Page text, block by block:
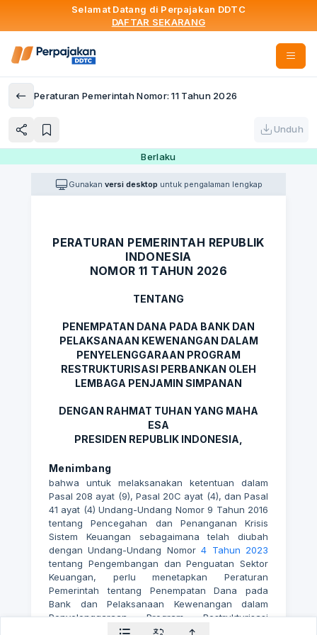
Selamat Datang di Perpajakan DDTC
DAFTAR SEKARANG
Peraturan Pemerintah Nomor: 11 Tahun 2026
Unduh
Berlaku
Gunakan versi desktop untuk pengalaman lengkap
PERATURAN PEMERINTAH REPUBLIK
INDONESIA
NOMOR 11 TAHUN 2026
TENTANG
PENEMPATAN DANA PADA BANK DAN
PELAKSANAAN KEWENANGAN DALAM
PENYELENGGARAAN PROGRAM
RESTRUKTURISASI PERBANKAN OLEH
LEMBAGA PENJAMIN SIMPANAN
DENGAN RAHMAT TUHAN YANG MAHA
ESA
PRESIDEN REPUBLIK INDONESIA,
Menimbang
bahwa untuk melaksanakan ketentuan dalam
Pasal 208 ayat (9), Pasal 20C ayat (4), dan Pasal
41 ayat (4) Undang-Undang Nomor 9 Tahun 2016
tentang Pencegahan dan Penanganan Krisis
Sistem Keuangan sebagaimana telah diubah
dengan Undang-Undang Nomor4 Tahun 2023
tentang Pengembangan dan Penguatan Sektor
Keuangan, perlu menetapkan Peraturan
Pemerintah tentang Penempatan Dana pada
Bank dan Pelaksanaan Kewenangan dalam
Penyelenggaraan Program Restrukturisasi
Perbankan oleh Lembaga Penjamin Simpanan;